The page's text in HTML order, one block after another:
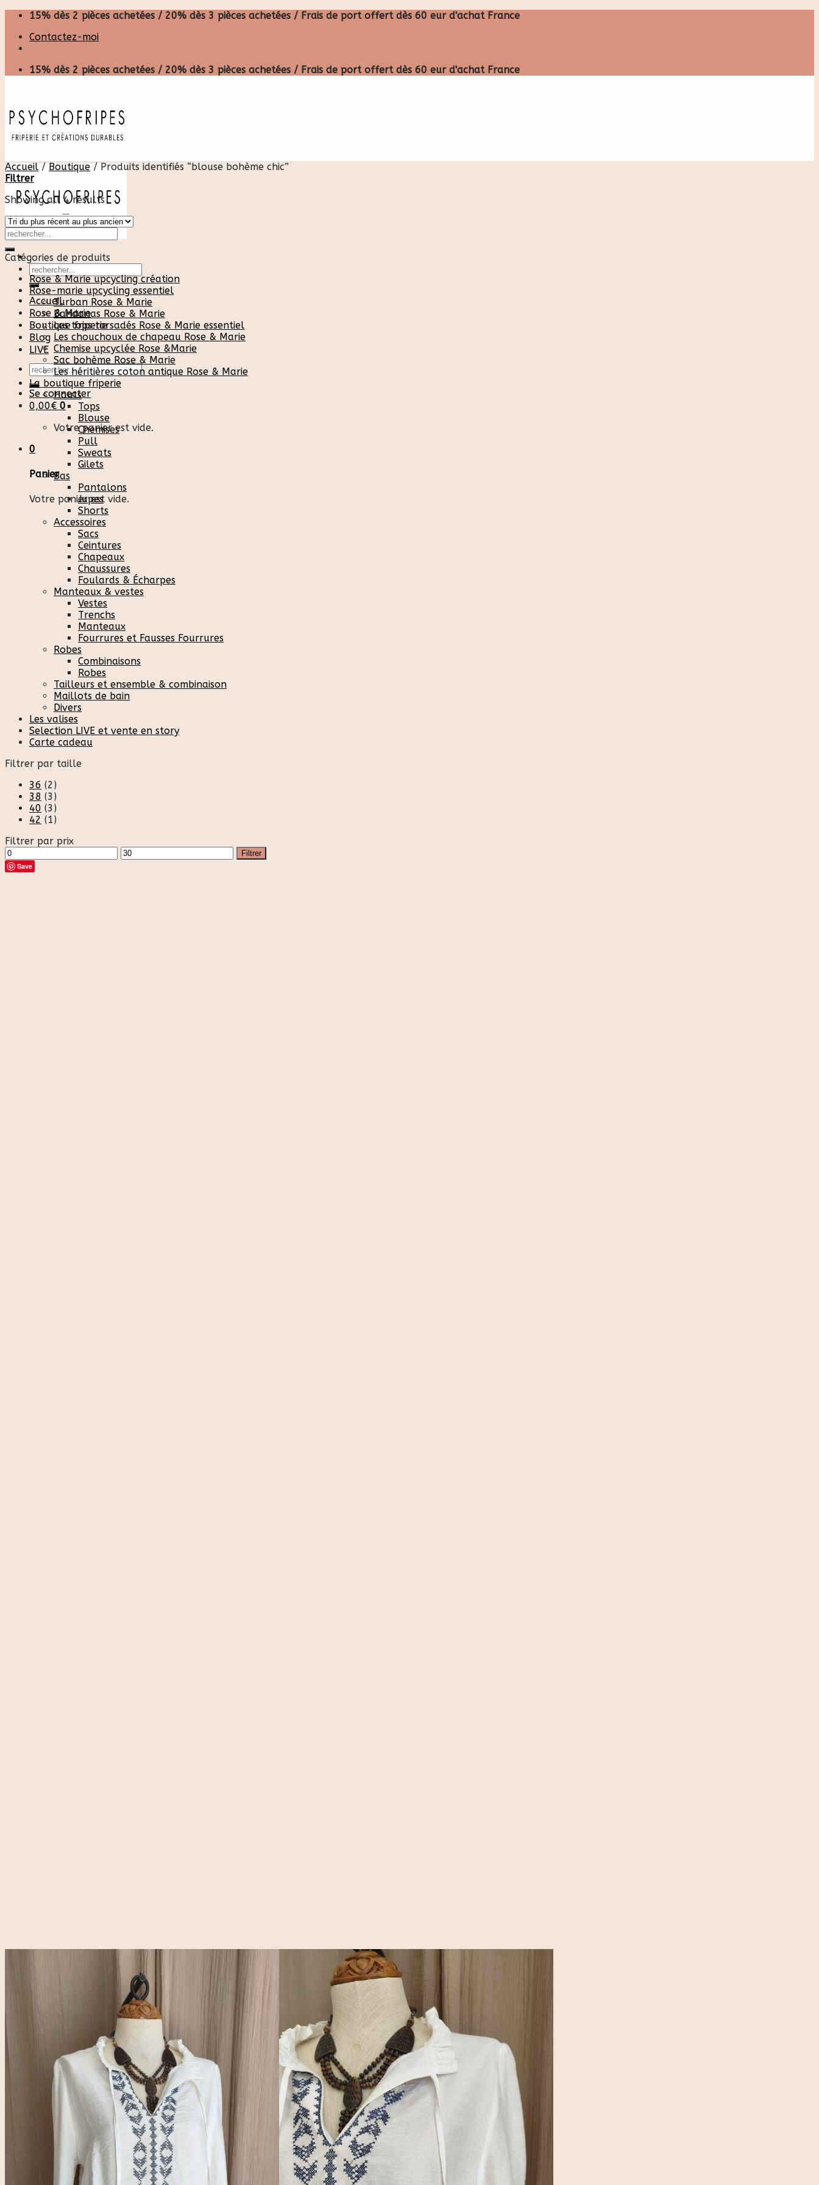
Skip
content
15% dès 2 pièces achetées / 20% dès 3 pièces achetées / Frais de port offert dès 60 eur d'achat France
Contactez-moi
15% dès 2 pièces achetées / 20% dès 3 pièces achetées / Frais de port offert dès 60 eur d'achat France
Recherche
pour :
Accueil
Rose & Marie
Boutique friperie
Blog
LIVE
Recherche
pour :
Se connecter
0,00€ 0
Votre panier est vide.
0
Panier
Votre panier est vide.
Accueil / Boutique /Produits identifiés “blouse bohème chic”
Filtrer
Showing all 4 results
Catégories de produits
Rose & Marie upcycling création
Rose-marie upcycling essentiel
Turban Rose & Marie
Bandanas Rose & Marie
Les tops torsadés Rose & Marie essentiel
Les chouchoux de chapeau Rose & Marie
Chemise upcyclée Rose &Marie
Sac bohème Rose & Marie
Les héritières coton antique Rose & Marie
La boutique friperie
Hauts
Tops
Blouse
Chemises
Pull
Sweats
Gilets
Bas
Pantalons
Jupes
Shorts
Accessoires
Sacs
Ceintures
Chapeaux
Chaussures
Foulards & Écharpes
Manteaux & vestes
Vestes
Trenchs
Manteaux
Fourrures et Fausses Fourrures
Robes
Combinaisons
Robes
Tailleurs et ensemble & combinaison
Maillots de bain
Divers
Les valises
Selection LIVE et vente en story
Carte cadeau
Filtrer par taille
36 (2)
38 (3)
40 (3)
42 (1)
Filtrer par prix
Prix
min
Prix
max
Filtrer
Save